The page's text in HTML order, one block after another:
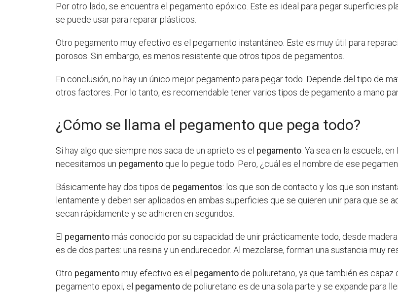
Por otro lado, se encuentra el pegamento epóxico. Este es ideal para pegar superficies
se puede usar para reparar plásticos.
Otro pegamento muy efectivo es el pegamento instantáneo. Este es muy útil para
porosos. Sin embargo, es menos resistente que otros tipos de pegamentos.
En conclusión, no hay un único mejor pegamento para pegar todo. Depende del tipo de
otros factores. Por lo tanto, es recomendable tener varios tipos de pegamento a mano
¿Cómo se llama el pegamento que pega todo?
Si hay algo que siempre nos saca de un aprieto es el pegamento . Ya sea en la escuela,
necesitamos un pegamento que lo pegue todo. Pero, ¿cuál es el nombre de ese
Básicamente hay dos tipos de pegamentos: los que son de contacto y los que son
lentamente y deben ser aplicados en ambas superficies que se quieren unir para que se
secan rápidamente y se adhieren en segundos.
El pegamentomás conocido por su capacidad de unir prácticamente todo, desde
es de dos partes: una resina y un endurecedor. Al mezclarse, forman una sustancia muy
Otro pegamentomuy efectivo es el pegamento de poliuretano, ya que también es
pegamento epoxi, el pegamento de poliuretano es de una sola parte y se expande para